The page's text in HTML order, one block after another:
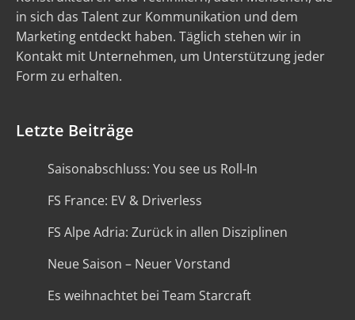
in sich das Talent zur Kommunikation und dem
Marketing entdeckt haben. Täglich stehen wir in
Kontakt mit Unternehmen, um Unterstützung jeder
Form zu erhalten.
Letzte Beiträge
Saisonabschluss: You see us Roll-In
FS France: EV & Driverless
FS Alpe Adria: Zurück in allen Disziplinen
Neue Saison – Neuer Vorstand
Es weihnachtet bei Team Starcraft